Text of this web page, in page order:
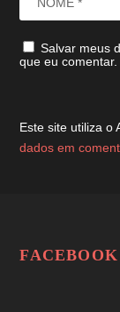
Salvar meus
que eu comentar.
Este site utiliza o
dados em
FACEBOOK